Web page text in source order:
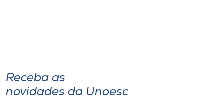
Store
Selecione
o idioma
Receba as
novidades da Unoesc